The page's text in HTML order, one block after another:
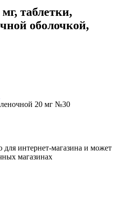
таблетки,
оболочкой,
20 мг №30
для интернет-магазина и может
магазинах